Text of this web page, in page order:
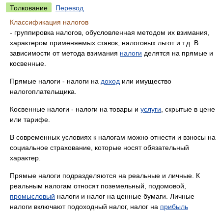
Толкование
Перевод
Классификация налогов
- группировка налогов, обусловленная методом их взимания,
характером применяемых ставок, налоговых льгот и т.д. В
зависимости от метода взимания налоги делятся на прямые и
косвенные.
Прямые налоги - налоги на доход или имущество
налогоплательщика.
Косвенные налоги - налоги на товары и услуги , скрытые в цене
или тарифе.
В современных условиях к налогам можно отнести и взносы на
социальное страхование, которые носят обязательный
характер.
Прямые налоги подразделяются на реальные и личные. К
реальным налогам относят поземельный, подомовой,
промысловый налоги и налог на ценные бумаги. Личные
налоги включают подоходный налог, налог на прибыль